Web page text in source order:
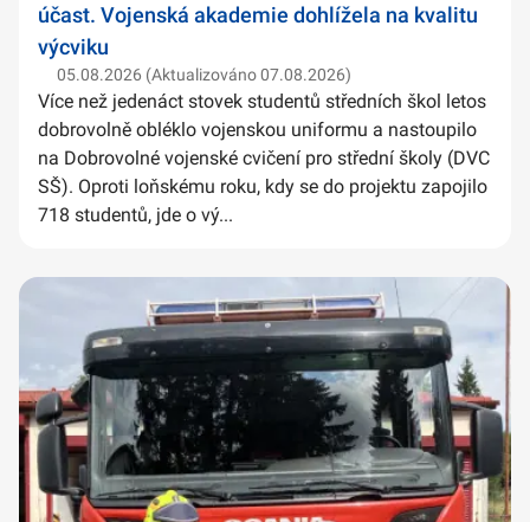
účast. Vojenská akademie dohlížela na kvalitu
výcviku
05.08.2026 (Aktualizováno 07.08.2026)
Více než jedenáct stovek studentů středních škol letos
dobrovolně obléklo vojenskou uniformu a nastoupilo
na Dobrovolné vojenské cvičení pro střední školy (DVC
SŠ). Oproti loňskému roku, kdy se do projektu zapojilo
718 studentů, jde o vý...